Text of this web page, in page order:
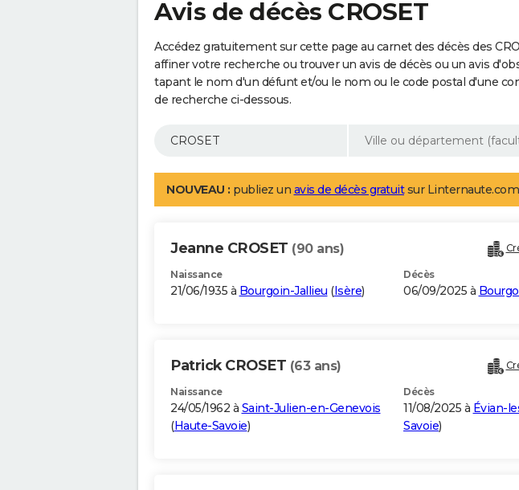
Avis de décès CROSET
Accédez gratuitement sur cette page au carnet des décès des
affiner votre recherche ou trouver un avis de décès ou un avis
tapant le nom d'un défunt et/ou le nom ou le code postal d'une
de recherche ci-dessous.
NOUVEAU : publiez un avis de décès gratuitsur Linternaute.com
Jeanne CROSET (90 ans)
Naissance
21/06/1935 à Bourgoin-Jallieu (Isère)
Décès
06/09/2025 à
Patrick CROSET (63 ans)
Naissance
24/05/1962 à Saint-Julien-en-Genevois
(Haute-Savoie)
Décès
11/08/2025 à Évian-
Savoie)